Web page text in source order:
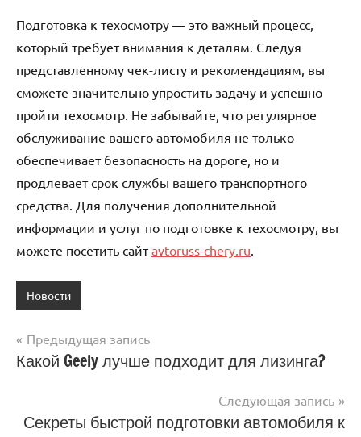
Подготовка к техосмотру — это важный процесс,
который требует внимания к деталям. Следуя
представленному чек-листу и рекомендациям, вы
сможете значительно упростить задачу и успешно
пройти техосмотр. Не забывайте, что регулярное
обслуживание вашего автомобиля не только
обеспечивает безопасность на дороге, но и
продлевает срок службы вашего транспортного
средства. Для получения дополнительной
информации и услуг по подготовке к техосмотру, вы
можете посетить сайтavtoruss-chery.ru
Новости
Навигация
записям
Предыдущая запись
Какой Geely лучше подходит для лизинга?
Следующая запись
Секреты быстрой подготовки автомобиля к